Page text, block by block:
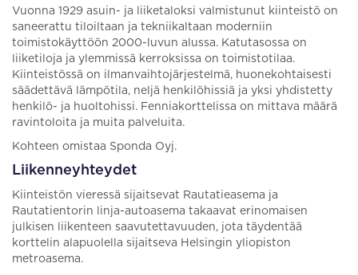
Vuonna 1929 asuin- ja liiketaloksi valmistunut kiinteistö on
saneerattu tiloiltaan ja tekniikaltaan moderniin
toimistokäyttöön 2000-luvun alussa. Katutasossa on
liiketiloja ja ylemmissä kerroksissa on toimistotilaa.
Kiinteistössä on ilmanvaihtojärjestelmä, huonekohtaisesti
säädettävä lämpötila, neljä henkilöhissiä ja yksi yhdistetty
henkilö- ja huoltohissi. Fenniakorttelissa on mittava määrä
ravintoloita ja muita palveluita.
Kohteen omistaa Sponda Oyj.
Liikenneyhteydet
Kiinteistön vieressä sijaitsevat Rautatieasema ja
Rautatientorin linja-autoasema takaavat erinomaisen
julkisen liikenteen saavutettavuuden, jota täydentää
korttelin alapuolella sijaitseva Helsingin yliopiston
metroasema.